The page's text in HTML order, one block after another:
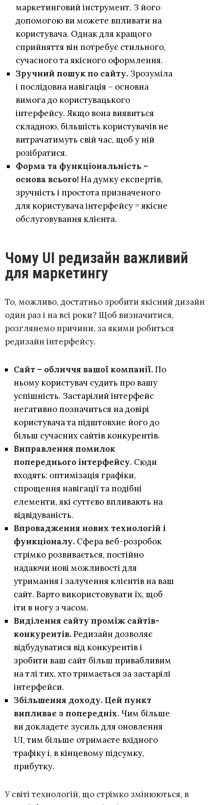
маркетинговий інструмент. З його
допомогою ви можете впливати на
користувача. Однак для кращого
сприйняття він потребує стильного,
сучасного та якісного оформлення.
Зручний пошук по сайту. Зрозуміла
і послідовна навігація – основна
вимога до користувацького
інтерфейсу. Якщо вона виявиться
складною, більшість користувачів не
витрачатимуть свій час, щоб у ній
розібратися.
Форма та функціональність –
основа всього!На думку експертів,
зручність і простота призначеного
для користувача інтерфейсу = якісне
обслуговування клієнта.
Чому UI редизайн важливий
для маркетингу
То, можливо, достатньо зробити якісний дизайн
один раз і на всі роки? Щоб визначитися,
розглянемо причини, за якими робиться
редизайн інтерфейсу.
Сайт – обличчя вашої компанії.По
ньому користувач судить про вашу
успішність. Застарілий інтерфейс
негативно позначиться на довірі
користувача та підштовхне його до
більш сучасних сайтів конкурентів.
Виправлення помилок
попереднього інтерфейсу. Сюди
входять: оптимізація графіки,
спрощення навігації та подібні
елементи, які суттєво впливають на
відвідуваність.
Впровадження нових технологій і
функціоналу.Сфера веб-розробок
стрімко розвивається, постійно
надаючи нові можливості для
утримання і залучення клієнтів на ваш
сайт. Варто використовувати їх, щоб
іти в ногу з часом.
Виділення сайту проміж сайтів-
конкурентів.Редизайн дозволяє
відбудуватися від конкурентів і
зробити ваш сайт більш привабливим
на тлі тих, хто тримається за застарілі
інтерфейси.
Збільшення доходу. Цей пункт
випливає з попередніх. Чим більше
ви докладете зусиль для оновлення
UI, тим більше отримаєте вхідного
трафіку і, в кінцевому підсумку,
прибутку.
У світі технологій, що стрімко змінюються, в